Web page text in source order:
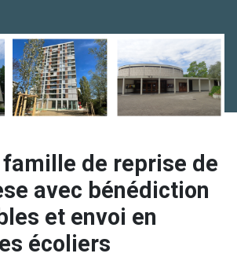
de reprise de
avec bénédiction
et envoi en
écoliers